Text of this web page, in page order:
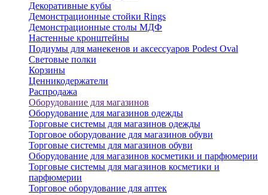
Декоративные кубы
Демонстрационные стойки Rings
Демонстрационные столы МДФ
Настенные кронштейны
Подиумы для манекенов и аксессуаров Podest Oval
Световые полки
Корзины
Ценникодержатели
Распродажа
Оборудование для магазинов
Оборудование для магазинов одежды
Торговые системы для магазинов одежды
Торговое оборудование для магазинов обуви
Торговые системы для магазинов обуви
Оборудование для магазинов косметики и парфюмерии
Торговые системы для магазинов косметики и
парфюмерии
Торговое оборудование для аптек